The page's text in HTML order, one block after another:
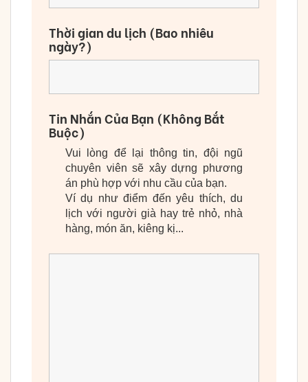
Thời gian du lịch (Bao nhiêu
ngày?)
Tin Nhắn Của Bạn (Không Bắt
Buộc)
Vui lòng để lại thông tin, đội ngũ
chuyên viên sẽ xây dựng phương
án phù hợp với nhu cầu của bạn.
Ví dụ như điểm đến yêu thích, du
lịch với người già hay trẻ nhỏ, nhà
hàng, món ăn, kiêng kị...